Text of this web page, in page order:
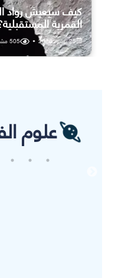
كيف سيعيش رواد
القمرية
25 يوليو، 2026 •
505
علوم